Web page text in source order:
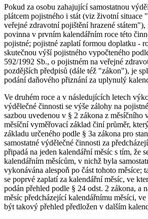
Pokud za osobu zahajující samostatnou
plátcem pojistného i stát (viz životní situace
veřejné zdravotní pojištění hrazené státem"),
povinna v prvním kalendářním roce této
pojistné; pojistné zaplatí formou doplatku -
skutečnou výší pojistného vypočteného
592/1992 Sb., o pojistném na veřejné
pozdějších předpisů (dále též "zákon"), je
podání daňového přiznání za uplynulý
Ve druhém roce a v následujících letech
výdělečné činnosti se výše zálohy na
sazbou uvedenou v § 2 zákona z měsíčního
měsíční vyměřovací základ činí průměr,
základu určeného podle § 3a zákona pro
samostatné výdělečné činnosti za
připadá na jeden kalendářní měsíc s tím, že
kalendářním měsícům, v nichž byla
vykonávána alespoň po část tohoto měsíce;
se poprvé zaplatí za kalendářní měsíc, ve
podán přehled podle § 24 odst. 2 zákona, a
měsíc předcházející kalendářnímu měsíci,
být takový přehled předložen v dalším